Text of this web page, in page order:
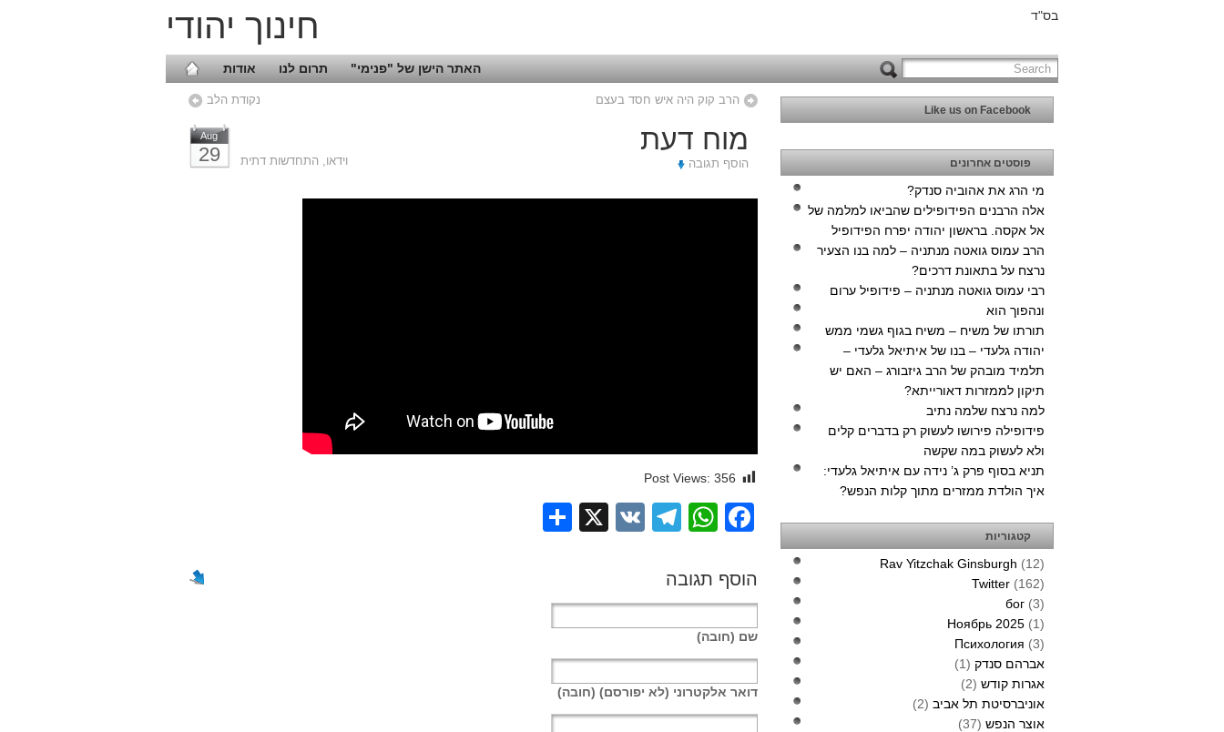
בס"ד חינוך יהודי
אודות תרום לנו האתר הישן של "פנימי"
נקודת הלב הרב קוק היה איש חסד בעצם
Aug
29 מוח דעת
וידאו, התחדשות דתית הוסף תגובה
Post Views: 356
Facebook
WhatsApp
Telegram
VK
X
הוסף תגובה
שם (חובה)
דואר אלקטרוני (לא יפורסם) (חובה)
Like us on Facebook
פוסטים אחרונים
מי הרג את אהוביה סנדק?
אלה הרבנים הפידופילים שהביאו למלמה של
אל אקסה. בראשון יהודה יפרח הפידופיל
הרב עמוס גואטה מנתניה – למה בנו הצעיר
נרצח על בתאונת דרכים?
רבי עמוס גואטה מנתניה – פידופיל ערום
ונהפוך הוא
תורתו של משיח – משיח בגוף גשמי ממש
יהודה גלעדי – בנו של איתיאל גלעדי –
תלמיד מובהק של הרב גיזבורג – האם יש
תיקון לממזרות דאורייתא?
למה נרצח שלמה נתיב
פידופילה פירושו לעשוק רק בדברים קלים
ולא לעשוק במה שקשה
תניא בסוף פרק ג’ נידה עם איתיאל גלעדי:
איך הולדת ממזרים מתוך קלות הנפש?
קטגוריות
Rav Yitzchak Ginsburgh (12)
Twitter (162)
бог (3)
Ноябрь 2025 (1)
Психология (3)
אברהם סנדק (1)
אגרות קודש (2)
אוניברסיטת תל אביב (2)
אוצר הנפש (37)